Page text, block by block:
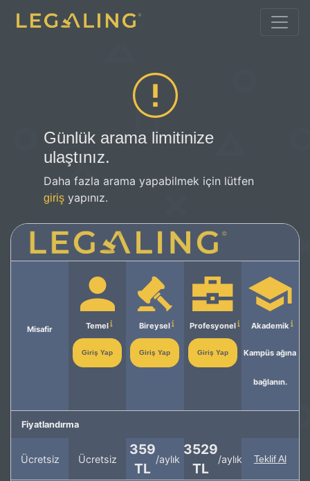
Günlük arama limitinize
ulaştınız.
Daha fazla arama yapabilmek için lütfen
giriş yapınız.
Misafir Temel
Giriş Yap
Bireysel
Giriş Yap
Profesyonel
Giriş Yap
Akademik
Kampüs ağına
bağlanın.
Fiyatlandırma
Ücretsiz Ücretsiz
359
TL
/aylık
3529
TL
/aylık Teklif Al